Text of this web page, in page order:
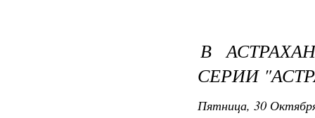
В
СЕРИИ
Пятница, 30